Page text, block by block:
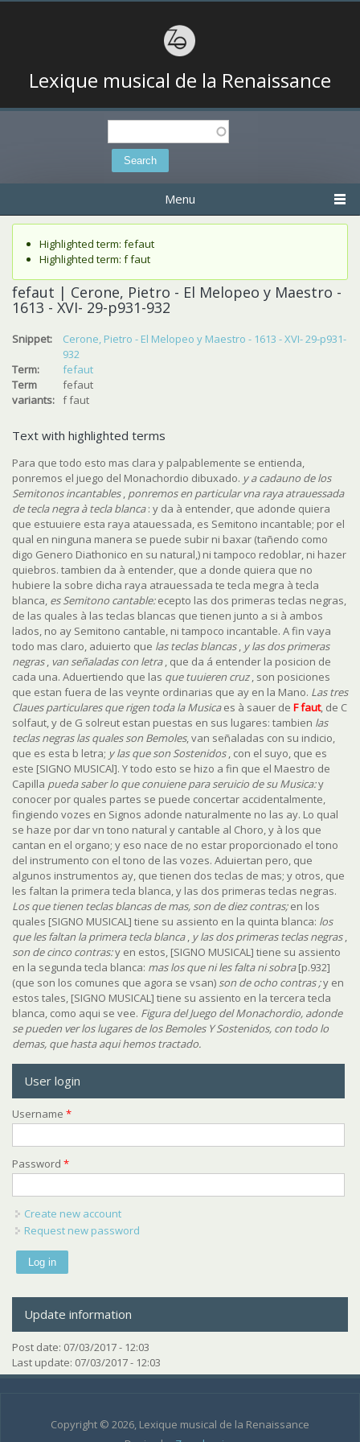
Lexique musical de la Renaissance
Search
Menu
Status message
Highlighted term: fefaut
Highlighted term: f faut
fefaut | Cerone, Pietro - El Melopeo y Maestro -
1613 - XVI- 29-p931-932
Snippet:
Cerone, Pietro - El Melopeo y Maestro - 1613 - XVI- 29-p931-
932
Term:
fefaut
Term
variants:
fefaut
f faut
Text with highlighted terms
Para que todo esto mas clara y palpablemente se entienda,
ponremos el juego del Monachordio dibuxado. y a cadauno de los
Semitonos incantables, ponremos en particular vna raya atrauessada
de tecla negra à tecla blanca: y da à entender, que adonde quiera
que estuuiere esta raya atauessada, es Semitono incantable; por el
qual en ninguna manera se puede subir ni baxar (tañendo como
digo Genero Diathonico en su natural,) ni tampoco redoblar, ni hazer
quiebros. tambien da à entender, que a donde quiera que no
hubiere la sobre dicha raya atrauessada te tecla megra à tecla
blanca, es Semitono cantable:ecepto las dos primeras teclas negras,
de las quales à las teclas blancas que tienen junto a si à ambos
lados, no ay Semitono cantable, ni tampoco incantable. A fin vaya
todo mas claro, aduierto que las teclas blancas, y las dos primeras
negras, van señaladas con letra, que da á entender la posicion de
cada una. Aduertiendo que las que tuuieren cruz, son posiciones
que estan fuera de las veynte ordinarias que ay en la Mano. Las tres
Claues particulares que rigen toda la Musicaes à sauer de F faut, de C
solfaut, y de G solreut estan puestas en sus lugares: tambien las
teclas negras las quales son Bemoles, van señaladas con su indicio,
que es esta b letra; y las que son Sostenidos, con el suyo, que es
este [SIGNO MUSICAl]. Y todo esto se hizo a fin que el Maestro de
Capilla pueda saber lo que conuiene para seruicio de su Musica:y
conocer por quales partes se puede concertar accidentalmente,
fingiendo vozes en Signos adonde naturalmente no las ay. Lo qual
se haze por dar vn tono natural y cantable al Choro, y à los que
cantan en el organo; y eso nace de no estar proporcionado el tono
del instrumento con el tono de las vozes. Aduiertan pero, que
algunos instrumentos ay, que tienen dos teclas de mas; y otros, que
les faltan la primera tecla blanca, y las dos primeras teclas negras.
Los que tienen teclas blancas de mas, son de diez contras;en los
quales [SIGNO MUSICAL] tiene su assiento en la quinta blanca: los
que les faltan la primera tecla blanca, y las dos primeras teclas negras,
son de cinco contras:y en estos, [SIGNO MUSICAL] tiene su assiento
en la segunda tecla blanca: mas los que ni les falta ni sobra[p.932]
(que son los comunes que agora se vsan) son de ocho contras ;y en
estos tales, [SIGNO MUSICAL] tiene su assiento en la tercera tecla
blanca, como aqui se vee. Figura del Juego del Monachordio, adonde
se pueden ver los lugares de los Bemoles Y Sostenidos, con todo lo
demas, que hasta aqui hemos tractado.
User login
Username *
Password *
Create new account
Request new password
Update information
Post date: 07/03/2017 - 12:03
Last update: 07/03/2017 - 12:03
Copyright © 2026, Lexique musical de la Renaissance